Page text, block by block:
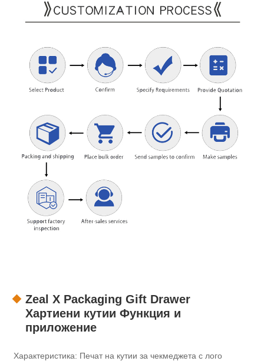
Zeal X Packaging Gift Drawer
Хартиени кутии Функция и
приложение
Характеристика: Печат на кутии за чекмеджета с лого